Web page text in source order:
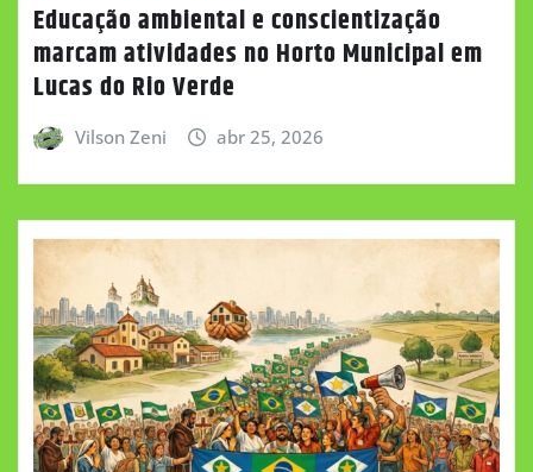
Educação ambiental e conscientização
marcam atividades no Horto Municipal em
Lucas do Rio Verde
Vilson Zeni abr 25, 2026